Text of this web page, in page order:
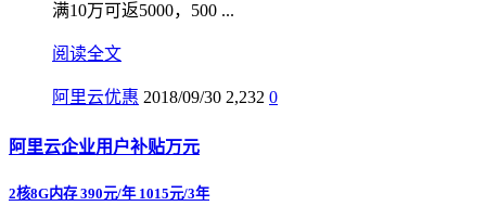
满10万可返5000，500 ...
阅读全文
阿里云优惠 2018/09/30 2,232 0
阿里云企业用户补贴万元
2核8G内存 390元/年 1015元/3年